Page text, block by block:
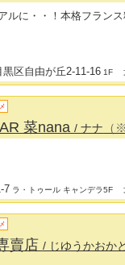
ルに・・！本格フラン
黒区自由が丘2-11-16 1F
菜nana/ ナナ （
7 ラ・トゥール キャンデラ5F
賣店/ じゆうかおか